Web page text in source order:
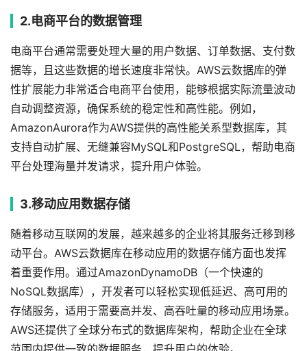
2.电商平台的数据管理
电商平台通常需要处理大量的用户数据、订单数据、支付数
据等，且这些数据的增长速度非常快。AWS云数据库的弹
性扩展能力非常适合电商平台使用，能够根据实际流量波动
自动调整资源，确保系统的稳定性和高性能。例如，
AmazonAurora作为AWS提供的高性能关系型数据库，其
支持自动扩展、无缝兼容MySQL和PostgreSQL，帮助电商
平台处理海量并发请求，提升用户体验。
3.移动应用数据存储
随着移动互联网的发展，越来越多的企业将其服务迁移到移
动平台。AWS云数据库在移动应用的数据存储方面也发挥
着重要作用。通过AmazonDynamoDB（一个快速的
NoSQL数据库），开发者可以轻松实现低延迟、高可用的
存储服务，适用于需要高并发、高吞吐量的移动应用场景。
AWS还提供了全球分布式的数据库架构，帮助企业在全球